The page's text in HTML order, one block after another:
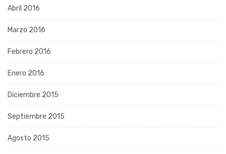
Abril 2016
Marzo 2016
Febrero 2016
Enero 2016
Diciembre 2015
Septiembre 2015
Agosto 2015